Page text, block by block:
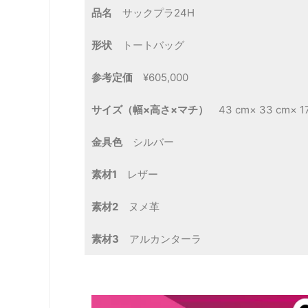
品名 サックプラ24H
形状 トートバッグ
参考定価 ¥605,000
サイズ（幅×高さ×マチ） 43 cm× 33 cm×
金具色シルバー
素材1 レザー
素材2 ヌメ革
素材3 アルカンターラ